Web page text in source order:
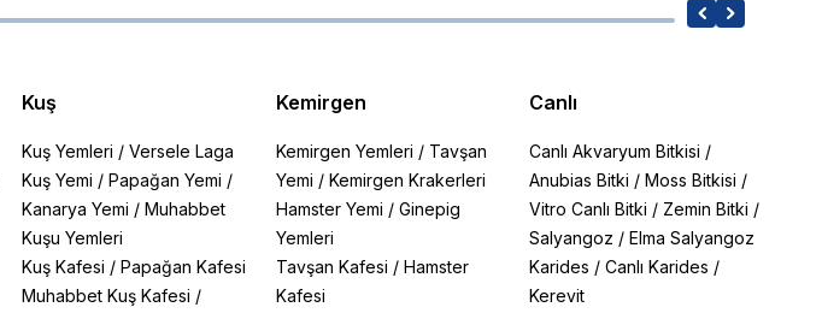
Kuş
Kuş Yemleri / Versele Laga
Kuş Yemi / Papağan Yemi /
Kanarya Yemi / Muhabbet
Kuşu Yemleri
Kuş Kafesi / Papağan Kafesi
Muhabbet Kuş Kafesi /
Kemirgen
Kemirgen Yemleri / Tavşan
Yemi / Kemirgen Krakerleri
Hamster Yemi / Ginepig
Yemleri
Tavşan Kafesi / Hamster
Kafesi
Canlı
Canlı Akvaryum Bitkisi /
Anubias Bitki /Moss Bitkisi /
Vitro Canlı Bitki / Zemin Bitki /
Salyangoz /Elma Salyangoz
Karides /Canlı Karides /
Kerevit